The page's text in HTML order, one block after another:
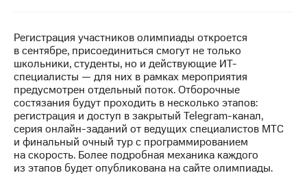
Достижения
Интервью
Финансовая
отчетность
Контакты
Новости
Регистрация участников олимпиады откроется
в сентябре, присоединиться смогут не только
школьники, студенты, но и действующие ИТ-
специалисты — для них в рамках мероприятия
предусмотрен отдельный поток. Отборочные
состязания будут проходить в несколько этапов:
регистрация и доступ в закрытый Telegram-канал,
серия онлайн-заданий от ведущих специалистов МТС
и финальный очный тур с программированием
на скорость. Более подробная механика каждого
из этапов будет опубликована на сайте олимпиады.